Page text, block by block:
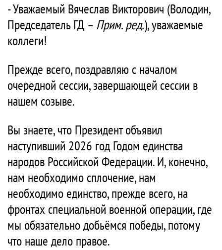
- Уважаемый Вячеслав Викторович (Володин,
Председатель ГД – Прим. ред.), уважаемые
коллеги!
Прежде всего, поздравляю с началом
очередной сессии, завершающей сессии в
нашем созыве.
Вы знаете, что Президент объявил
наступивший 2026 год Годом единства
народов Российской Федерации. И, конечно,
нам необходимо сплочение, нам
необходимо единство, прежде всего, на
фронтах специальной военной операции, где
мы обязательно добьёмся победы, потому
что наше дело правое.